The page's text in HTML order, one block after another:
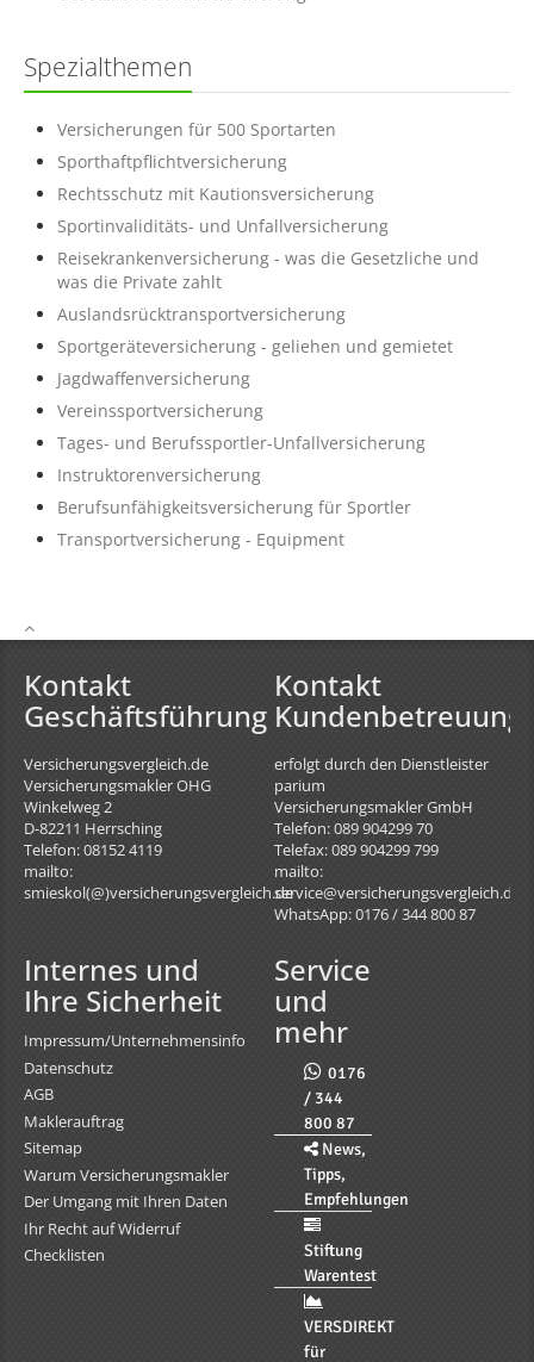
Spezialthemen
Versicherungen für 500 Sportarten
Sporthaftpflichtversicherung
Rechtsschutz mit Kautionsversicherung
Sportinvaliditäts- und Unfallversicherung
Reisekrankenversicherung - was die Gesetzliche und
was die Private zahlt
Auslandsrücktransportversicherung
Sportgeräteversicherung - geliehen und gemietet
Jagdwaffenversicherung
Vereinssportversicherung
Tages- und Berufssportler-Unfallversicherung
Instruktorenversicherung
Berufsunfähigkeitsversicherung für Sportler
Transportversicherung - Equipment
Kontakt
Geschäftsführung
Versicherungsvergleich.de
Versicherungsmakler OHG
Winkelweg 2
D-82211 Herrsching
Telefon: 08152 4119
mailto:
smieskol(@)versicherungsvergleich.de
Kontakt
Kundenbetreuung
erfolgt durch den Dienstleister
parium
Versicherungsmakler GmbH
Telefon: 089 904299 70
Telefax: 089 904299 799
mailto:
service@versicherungsvergleich.de
WhatsApp: 0176 / 344 800 87
Internes und
Ihre Sicherheit
Impressum/Unternehmensinfo
Datenschutz
AGB
Maklerauftrag
Sitemap
Warum Versicherungsmakler
Der Umgang mit Ihren Daten
Ihr Recht auf Widerruf
Checklisten
Service
und
mehr
0176
/ 344
800 87
News,
Tipps,
Empfehlungen
Stiftung
Warentest
VERSDIREKT
für